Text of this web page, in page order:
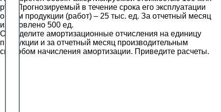
руб. Прогнозируемый в течение срока его эксплуатации
объем продукции (работ) – 25 тыс. ед. За отчетный месяц
изготовлено 500 ед.
Определите амортизационные отчисления на единицу
продукции и за отчетный месяц производительным
способом начисления амортизации. Приведите расчеты.